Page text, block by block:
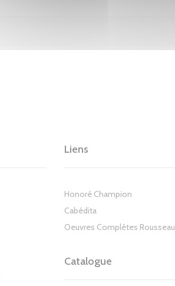
Liens
Honoré Champion
Cabédita
Oeuvres Complètes Rousseau
Catalogue